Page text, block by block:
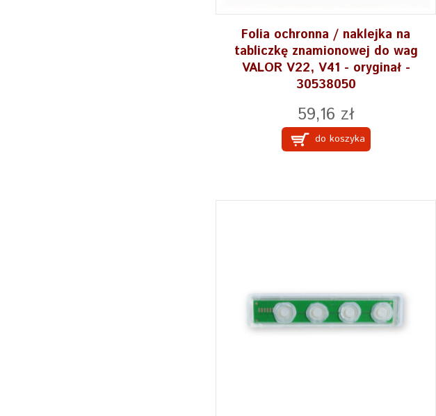
Folia ochronna / naklejka na
tabliczkę znamionowej do wag
VALOR V22, V41 - oryginał -
30538050
59,16 zł
do koszyka